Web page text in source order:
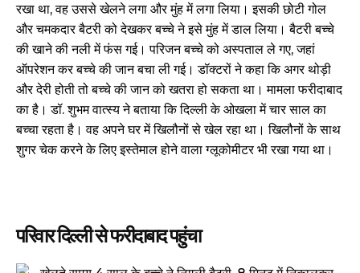
रखा था, वह उससे खेलने लगा और मुंह में लगा लिया। इसकी छोटी गोल
और चमकदार बैटरी को देखकर बच्चे ने इसे मुंह में डाल लिया। बैटरी बच्चे
की खाने की नली में फंस गई। परिजन बच्चे को अस्पताल ले गए, जहां
ऑपरेशन कर बच्चे की जान बचा ली गई। डॉक्टरों ने कहा कि अगर थोड़ी
और देरी होती तो बच्चे की जान को खतरा हो सकता था। मामला फरीदाबाद
का है। डॉ. शुभम वात्स्य ने बताया कि दिल्ली के ओखला में चार साल का
बच्चा रहता है। वह अपने घर में खिलौनों से खेल रहा था। खिलौनों के साथ
शुगर चेक करने के लिए इस्तेमाल होने वाला ग्लूकोमीटर भी रखा गया था।
परिवार दिल्ली से फरीदाबाद पहुंचा